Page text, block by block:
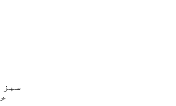
سبز